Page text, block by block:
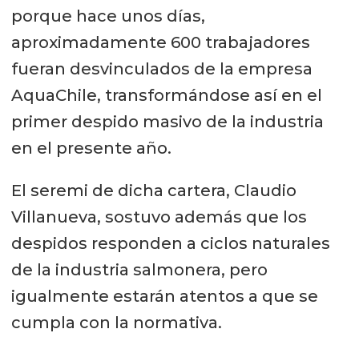
porque hace unos días,
aproximadamente 600 trabajadores
fueran desvinculados de la empresa
AquaChile, transformándose así en el
primer despido masivo de la industria
en el presente año.
El seremi de dicha cartera, Claudio
Villanueva, sostuvo además que los
despidos responden a ciclos naturales
de la industria salmonera, pero
igualmente estarán atentos a que se
cumpla con la normativa.